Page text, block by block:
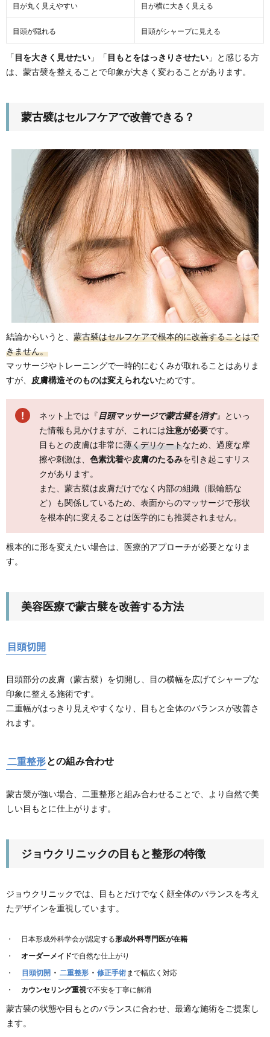
目が丸く見えやすい 目が横に大きく見える
目頭が隠れる 目頭がシャープに見える
「目を大きく見せたい 」「目もとをはっきりさせたい 」と感じる方
は、蒙古襞を整えることで印象が大きく変わることがあります。
蒙古襞はセルフケアで改善できる？
結論からいうと、 蒙古襞はセルフケアで根本的に改善することはで
きません。
マッサージやトレーニングで一時的にむくみが取れることはありま
すが、 皮膚構造そのものは変えられないためです。
ネット上では『目頭マッサージで蒙古襞を消す』といっ
た情報も見かけますが、これには注意が必要です。
目もとの皮膚は非常に薄くデリケートなため、過度な摩
擦や刺激は、 色素沈着や皮膚のたるみを引き起こすリス
クがあります。
また、蒙古襞は皮膚だけでなく内部の組織（眼輪筋な
ど）も関係しているため、表面からのマッサージで形状
を根本的に変えることは医学的にも推奨されません。
根本的に形を変えたい場合は、医療的アプローチが必要となりま
す。
美容医療で蒙古襞を改善する方法
目頭切開
目頭部分の皮膚（蒙古襞）を切開し、目の横幅を広げてシャープな
印象に整える施術です。
二重幅がはっきり見えやすくなり、目もと全体のバランスが改善さ
れます。
二重整形との組み合わせ
蒙古襞が強い場合、二重整形と組み合わせることで、より自然で美
しい目もとに仕上がります。
ジョウクリニックの目もと整形の特徴
ジョウクリニックでは、目もとだけでなく顔全体のバランスを考え
たデザインを重視しています。
日本形成外科学会が認定する形成外科専門医が在籍
オーダーメイドで自然な仕上がり
目頭切開 ・ 二重整形 ・ 修正手術まで幅広く対応
カウンセリング重視で不安を丁寧に解消
蒙古襞の状態や目もとのバランスに合わせ、最適な施術をご提案し
ます。